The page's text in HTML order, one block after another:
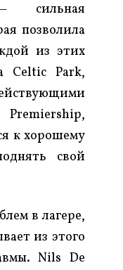
сильная
позволила
из этих
Celtic Park,
к хорошему
свой
в лагере,
из этого
Nils De